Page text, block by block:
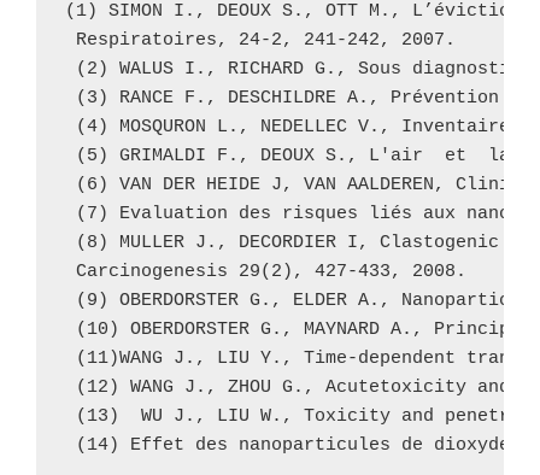
(1) SIMON I., DEOUX S., OTT M.,
Respiratoires, 24-2, 241-242, 2007.
(2) WALUS I., RICHARD G., Sous
(3) RANCE F., DESCHILDRE A.,
(4) MOSQURON L., NEDELLEC V.,
(5) GRIMALDI F., DEOUX S., L'air  et  la
(6) VAN DER HEIDE J, VAN AALDEREN,
(7) Evaluation des risques liés aux
(8) MULLER J., DECORDIER I,
Carcinogenesis 29(2), 427-433, 2008.
(9) OBERDORSTER G., ELDER A.,
(10) OBERDORSTER G., MAYNARD A.,
(11)WANG J., LIU Y., Time-dependent
(12) WANG J., ZHOU G., Acutetoxicity
(13)  WU J., LIU W., Toxicity and
(14) Effet des nanoparticules de dioxyde